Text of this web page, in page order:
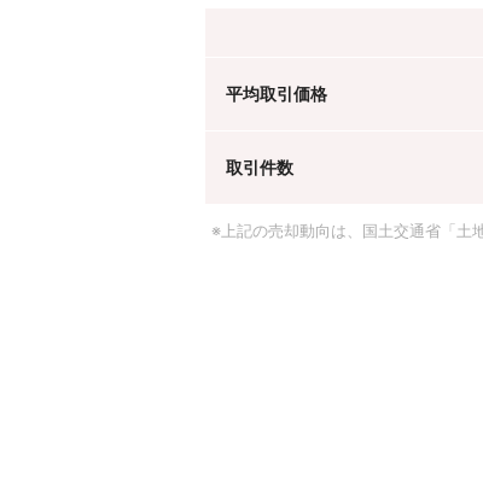
平均取引価格
取引件数
※上記の売却動向は、国土交通省「土